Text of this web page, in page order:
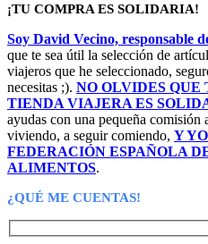
¡TU COMPRA ES SOLIDARIA!
Soy David Vecino, responsable
que te sea útil la selección de
viajeros que he seleccionado,
necesitas ;). NO OLVIDES QUE
TIENDA VIAJERA ES
ayudas con una pequeña comisión
viviendo, a seguir comiendo, Y
FEDERACIÓN ESPAÑOLA
ALIMENTOS.
¿QUÉ ME CUENTAS!